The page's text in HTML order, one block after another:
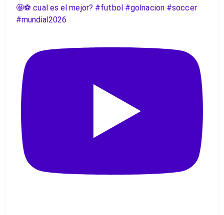
🤩⚽️ cual es el mejor? #futbol #golnacion #soccer
#mundial2026